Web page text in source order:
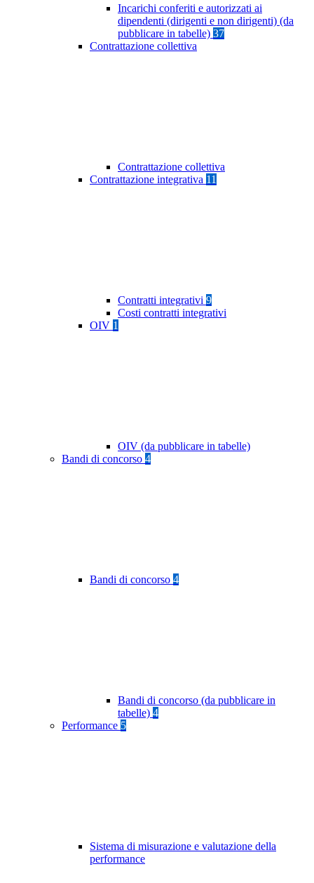
Incarichi conferiti e autorizzati ai
dipendenti (dirigenti e non dirigenti) (da
pubblicare in tabelle) 37
Contrattazione collettiva
Contrattazione collettiva
Contrattazione integrativa 11
Contratti integrativi 9
Costi contratti integrativi
OIV 1
OIV (da pubblicare in tabelle)
Bandi di concorso 4
Bandi di concorso 4
Bandi di concorso (da pubblicare in
tabelle) 4
Performance 5
Sistema di misurazione e valutazione della
performance